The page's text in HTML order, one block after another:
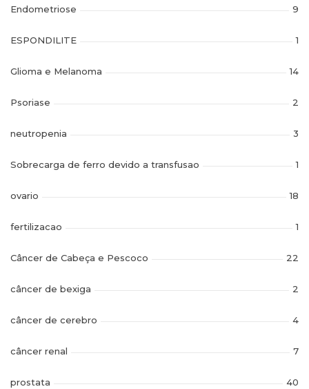
Endometriose 9
ESPONDILITE 1
Glioma e Melanoma 14
Psoriase 2
neutropenia 3
Sobrecarga de ferro devido a transfusao 1
ovario 18
fertilizacao 1
Câncer de Cabeça e Pescoco 22
câncer de bexiga 2
câncer de cerebro 4
câncer renal 7
prostata 40